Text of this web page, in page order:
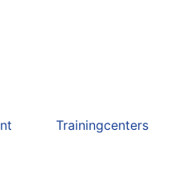
Trainingcenters